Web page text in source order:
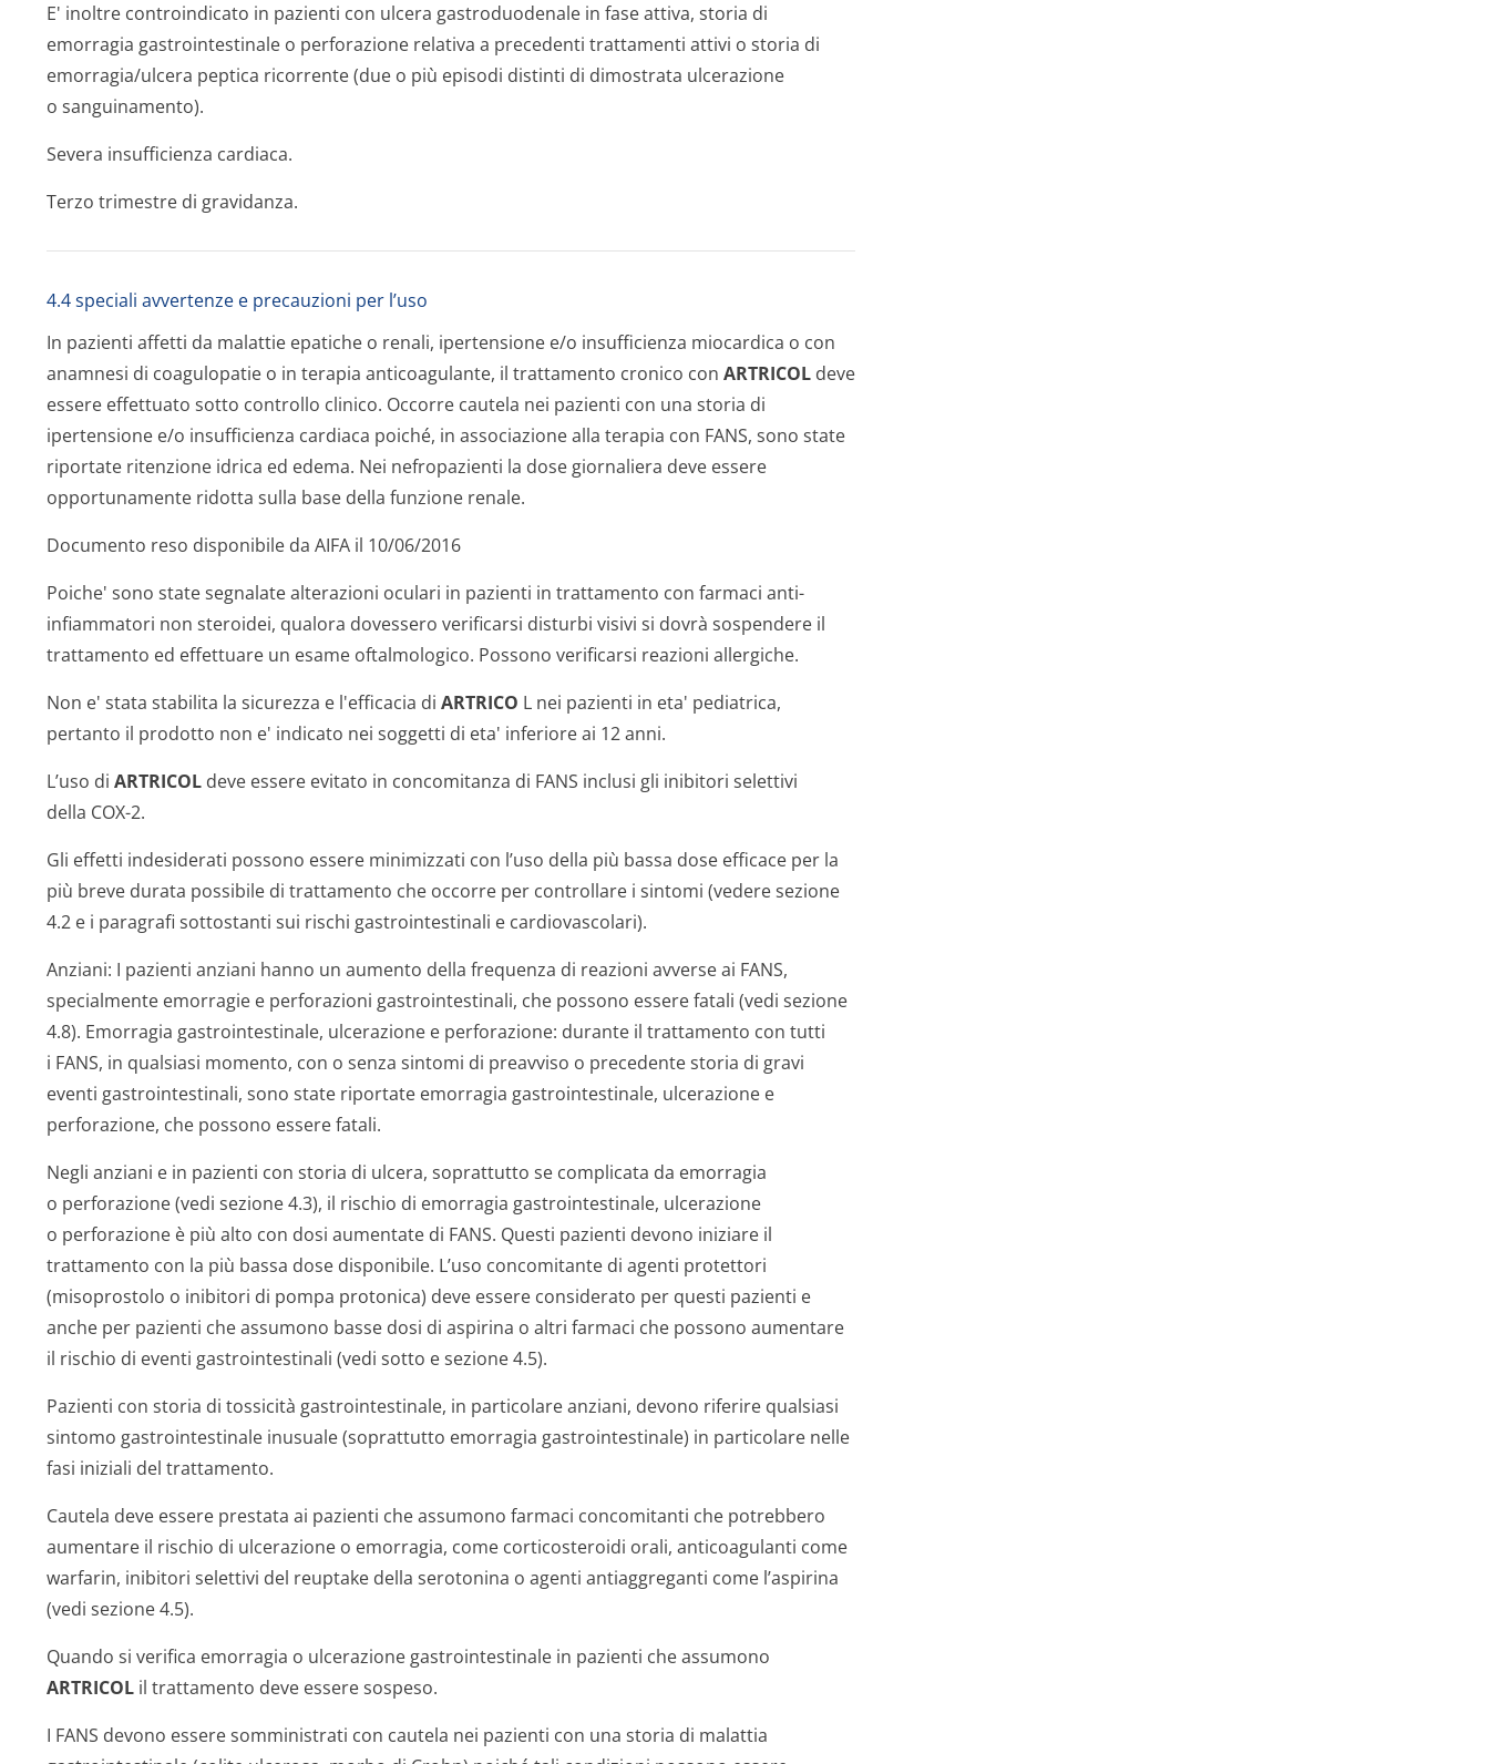
E' inoltre controindicato in pazienti con ulcera gastroduodenale in fase attiva, storia di
emorragia gastrointestinale o perforazione relativa a precedenti trattamenti attivi o storia di
emorragia/ulcera peptica ricorrente (due o più episodi distinti di dimostrata ulcerazione
o sanguinamento).
Severa insufficienza cardiaca.
Terzo trimestre di gravidanza.
4.4 speciali avvertenze e precauzioni per l’uso
In pazienti affetti da malattie epatiche o renali, ipertensione e/o insufficienza miocardica o con
anamnesi di coagulopatie o in terapia anticoagulante, il trattamento cronico con ARTRICOL deve
essere effettuato sotto controllo clinico. Occorre cautela nei pazienti con una storia di
ipertensione e/o insufficienza cardiaca poiché, in associazione alla terapia con FANS, sono state
riportate ritenzione idrica ed edema. Nei nefropazienti la dose giornaliera deve essere
opportunamente ridotta sulla base della funzione renale.
Documento reso disponibile da AIFA il 10/06/2016
Poiche' sono state segnalate alterazioni oculari in pazienti in trattamento con farmaci anti-
infiammatori non steroidei, qualora dovessero verificarsi disturbi visivi si dovrà sospendere il
trattamento ed effettuare un esame oftalmologico. Possono verificarsi reazioni allergiche.
Non e' stata stabilita la sicurezza e l'efficacia di ARTRICO L nei pazienti in eta' pediatrica,
pertanto il prodotto non e' indicato nei soggetti di eta' inferiore ai 12 anni.
L’uso di ARTRICOL deve essere evitato in concomitanza di FANS inclusi gli inibitori selettivi
della COX-2.
Gli effetti indesiderati possono essere minimizzati con l’uso della più bassa dose efficace per la
più breve durata possibile di trattamento che occorre per controllare i sintomi (vedere sezione
4.2 e i paragrafi sottostanti sui rischi gastrointestinali e cardiovascolari).
Anziani: I pazienti anziani hanno un aumento della frequenza di reazioni avverse ai FANS,
specialmente emorragie e perforazioni gastrointestinali, che possono essere fatali (vedi sezione
4.8). Emorragia gastrointestinale, ulcerazione e perforazione: durante il trattamento con tutti
i FANS, in qualsiasi momento, con o senza sintomi di preavviso o precedente storia di gravi
eventi gastrointestinali, sono state riportate emorragia gastrointestinale, ulcerazione e
perforazione, che possono essere fatali.
Negli anziani e in pazienti con storia di ulcera, soprattutto se complicata da emorragia
o perforazione (vedi sezione 4.3), il rischio di emorragia gastrointestinale, ulcerazione
o perforazione è più alto con dosi aumentate di FANS. Questi pazienti devono iniziare il
trattamento con la più bassa dose disponibile. L’uso concomitante di agenti protettori
(misoprostolo o inibitori di pompa protonica) deve essere considerato per questi pazienti e
anche per pazienti che assumono basse dosi di aspirina o altri farmaci che possono aumentare
il rischio di eventi gastrointestinali (vedi sotto e sezione 4.5).
Pazienti con storia di tossicità gastrointestinale, in particolare anziani, devono riferire qualsiasi
sintomo gastrointestinale inusuale (soprattutto emorragia gastrointestinale) in particolare nelle
fasi iniziali del trattamento.
Cautela deve essere prestata ai pazienti che assumono farmaci concomitanti che potrebbero
aumentare il rischio di ulcerazione o emorragia, come corticosteroidi orali, anticoagulanti come
warfarin, inibitori selettivi del reuptake della serotonina o agenti antiaggreganti come l’aspirina
(vedi sezione 4.5).
Quando si verifica emorragia o ulcerazione gastrointestinale in pazienti che assumono
ARTRICOL il trattamento deve essere sospeso.
I FANS devono essere somministrati con cautela nei pazienti con una storia di malattia